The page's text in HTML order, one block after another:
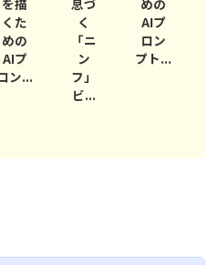
く
「ニ
ン
フ」
AIプ
ロン
プト...
を描
くAI
プロ